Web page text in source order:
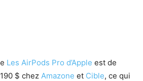
Les AirPods Pro d’Apple est de
$ chez Amazone et Cible, ce qui